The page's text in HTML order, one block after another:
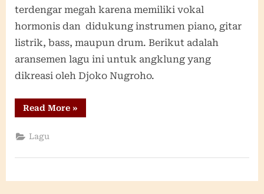
terdengar megah karena memiliki vokal
hormonis dan didukung instrumen piano, gitar
listrik, bass, maupun drum. Berikut adalah
aransemen lagu ini untuk angklung yang
dikreasi oleh Djoko Nugroho.
Read More“We
Are
»
Lagu